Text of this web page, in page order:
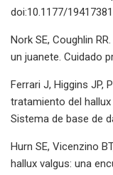
doi:10.1177/
Nork SE, Coughlin
un juanete. Cuidado
Ferrari J, Higgins JP,
tratamiento del
Sistema de base de
Hurn SE, Vicenzino
hallux valgus: una